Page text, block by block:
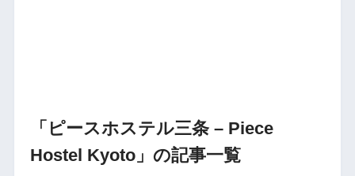
「ピースホステル三条 – Piece
Hostel Kyoto」の記事一覧